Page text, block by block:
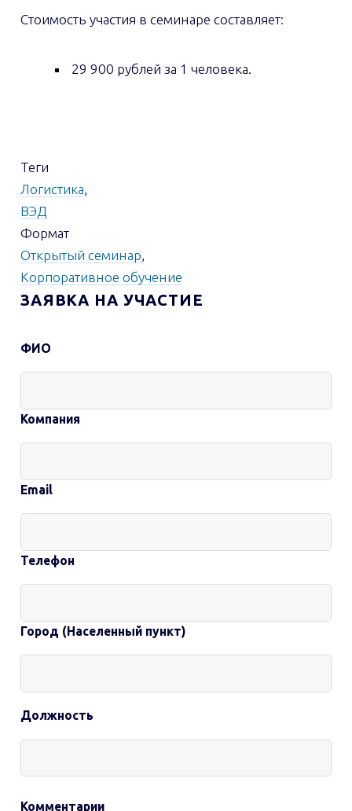
Стоимость участия в семинаре составляет:
29 900 рублей за 1 человека.
Теги
Логистика,
ВЭД
Формат
Открытый семинар,
Корпоративное обучение
ЗАЯВКА НА УЧАСТИЕ
Контактная
информация
ФИО
Компания
Email
Телефон
Город (Населенный пункт)
Должность
Комментарии